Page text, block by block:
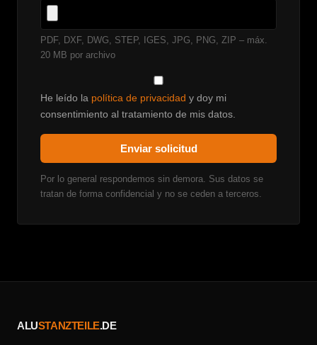
PDF, DXF, DWG, STEP, IGES, JPG, PNG, ZIP – máx.
20 MB por archivo
He leído la política de privacidad y doy mi
consentimiento al tratamiento de mis datos.
Enviar solicitud
Por lo general respondemos sin demora. Sus datos se
tratan de forma confidencial y no se ceden a terceros.
ALUSTANZTEILE.DE